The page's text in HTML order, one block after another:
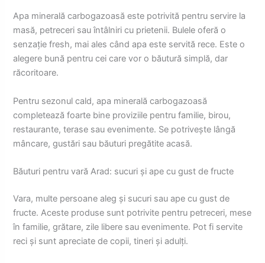
Apa minerală carbogazoasă este potrivită pentru servire la
masă, petreceri sau întâlniri cu prietenii. Bulele oferă o
senzație fresh, mai ales când apa este servită rece. Este o
alegere bună pentru cei care vor o băutură simplă, dar
răcoritoare.
Pentru sezonul cald, apa minerală carbogazoasă
completează foarte bine proviziile pentru familie, birou,
restaurante, terase sau evenimente. Se potrivește lângă
mâncare, gustări sau băuturi pregătite acasă.
Băuturi pentru vară Arad: sucuri și ape cu gust de fructe
Vara, multe persoane aleg și sucuri sau ape cu gust de
fructe. Aceste produse sunt potrivite pentru petreceri, mese
în familie, grătare, zile libere sau evenimente. Pot fi servite
reci și sunt apreciate de copii, tineri și adulți.